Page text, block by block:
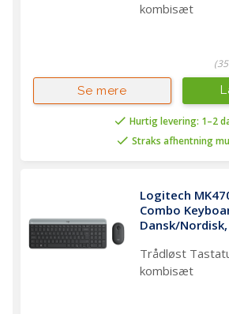
kombisæt
Hurtig levering: 1–2
Straks afhentning
Se mere
Logitech
Combo
Dansk/
Trådløst
kombisæt